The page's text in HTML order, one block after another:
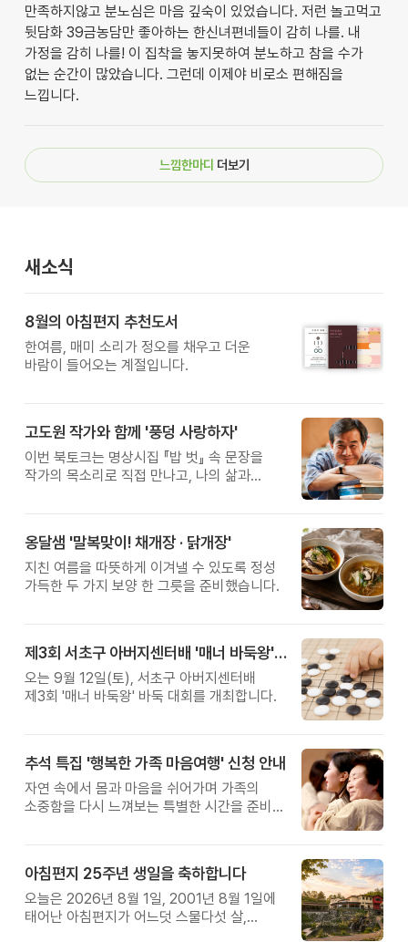
만족하지않고 분노심은 마음 깊숙이 있었습니다. 저런 놀고먹고
뒷담화 39금농담만 좋아하는 한신녀편네들이 감히 나를. 내
가정을 감히 나를! 이 집착을 놓지못하여 분노하고 참을 수가
없는 순간이 많았습니다. 그런데 이제야 비로소 편해짐을
느낍니다.
느낌한마디 더보기
새소식
8월의 아침편지 추천도서
한여름, 매미 소리가 정오를 채우고 더운
바람이 들어오는 계절입니다.
고도원 작가와 함께 '풍덩 사랑하자'
이번 북토크는 명상시집 『밥 벗』 속 문장을
작가의 목소리로 직접 만나고, 나의 삶과
옹달샘 '말복맞이! 채개장 · 닭개장'
지친 여름을 따뜻하게 이겨낼 수 있도록 정성
가득한 두 가지 보양 한 그릇을 준비했습니다.
제3회 서초구 아버지센터배 '매너 바둑왕' 대회
오는 9월 12일(토), 서초구 아버지센터배
제3회 '매너 바둑왕' 바둑 대회를 개최합니다.
추석 특집 '행복한 가족 마음여행' 신청 안내
자연 속에서 몸과 마음을 쉬어가며 가족의
소중함을 다시 느껴보는 특별한 시간을 준비해
아침편지 25주년 생일을 축하합니다
오늘은 2026년 8월 1일, 2001년 8월 1일에
태어난 아침편지가 어느덧 스물다섯 살,